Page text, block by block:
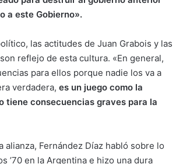
a este Gobierno».
las actitudes de Juan Grabois y las
reflejo de esta cultura. «En general,
para ellos porque nadie los va a
verdadera, es un juego como la
tiene consecuencias graves para la
alianza, Fernández Díaz habló sobre lo
’70 en la Argentina e hizo una dura